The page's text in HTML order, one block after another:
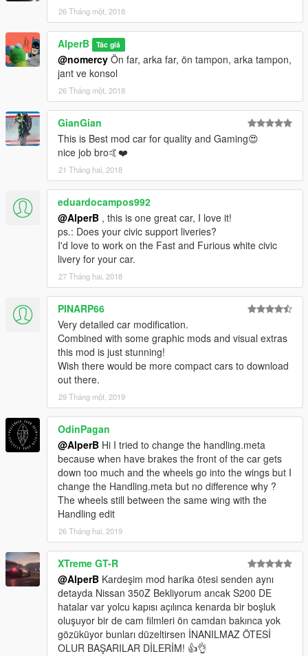
26 Tháng một, 2018
AlperB Tác giả
@nomercy Ön far, arka far, ön tampon, arka tampon,
jant ve konsol
26 Tháng một, 2018
GianGian
This is Best mod car for quality and Gaming😍
nice job bro🤙❤️
21 Tháng hai, 2018
eduardocampos992
@AlperB , this is one great car, I love it!
ps.: Does your civic support liveries?
I'd love to work on the Fast and Furious white civic
livery for your car.
27 Tháng hai, 2018
PINARP66
Very detailed car modification.
Combined with some graphic mods and visual extras
this mod is just stunning!
Wish there would be more compact cars to download
out there.
29 Tháng một, 2019
OdinPagan
@AlperB Hi I tried to change the handling.meta
because when have brakes the front of the car gets
down too much and the wheels go into the wings but I
change the Handling.meta but no difference why ?
The wheels still between the same wing with the
Handling edit
26 Tháng hai, 2019
XTreme GT-R
@AlperB Kardeşim mod harika ötesi senden aynı
detayda Nissan 350Z Bekliyorum ancak S200 DE
hatalar var yolcu kapısı açılınca kenarda bir boşluk
oluşuyor bir de cam filmleri ön camdan bakınca yok
gözüküyor bunları düzeltirsen İNANILMAZ ÖTESİ
OLUR BAŞARILAR DİLERİM! 👍👌